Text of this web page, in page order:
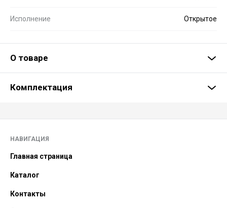
Исполнение Открытое
О товаре
Комплектация
НАВИГАЦИЯ
Главная страница
Каталог
Контакты